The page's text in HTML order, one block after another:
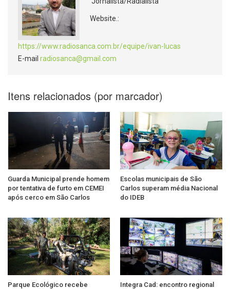
Website.:
https://www.radiosanca.com.br/equipe/ivan-lucas
E-mail radiosanca@gmail.com
Itens relacionados (por marcador)
Guarda Municipal prende homem
por tentativa de furto em CEMEI
após cerco em São Carlos
Escolas municipais de São
Carlos superam média Nacional
do IDEB
Parque Ecológico recebe
Integra Cad: encontro regional